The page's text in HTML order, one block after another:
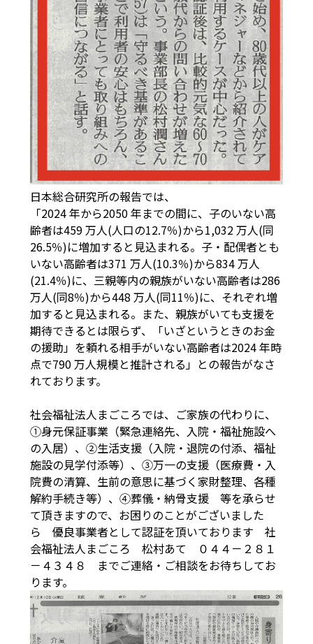
日本総合研究所の報告では、
「2024 年から2050 年までの間に、子のいない高
齢者は459 万人(人口の12.7％)から1,032 万人(同
26.5％)に増加すると見込まれる。子・配偶者とも
いない高齢者は371 万人(10.3％)から834 万人
(21.4％)に、三親等内の親族がいない高齢者は286
万人(同8％)から448 万人(同11％)に、それぞれ増
加すると見込まれる。また、親族がいても支援を
期待できるとは限らず、「いざというときのお金
の援助」を頼れる相手がいない高齢者は2024 年時
点で790 万人規模と推計される」との報告がなさ
れております。
社会福祉法人まごころでは、ご家族の代わりに、
①身元保証事業（緊急連絡先、入院・福祉施設へ
の入居）、②生活支援（入院・退院の付添、福祉
施設の見学付添等）、③万一の支援（医療費・入
院費の清算、生前の意思に基づく家財整理、各種
解約手続き等）、④葬儀・納骨支援 等を承らせ
て頂きますので、お困りのことがございました
ら 優良事業者として認証を頂いております 社
会福祉法人まごころ 松村あて ０４４－２８１
－４３４８ までご連絡・ご相談をお待ちしてお
ります。